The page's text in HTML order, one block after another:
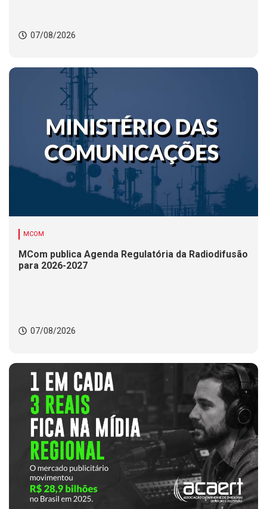
07/08/2026
MCOM
MCom publica Agenda Regulatória da Radiodifusão
para 2026-2027
07/08/2026